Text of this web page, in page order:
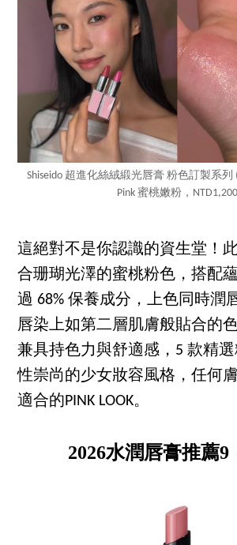
Shiseido 超進化絲絨緞光唇膏 粉色訂製系列 (
Pink 蜜桃嫩粉，NTD1,200
這絕對不是你認識的資生堂！
合珊瑚光澤的蜜桃粉色，搭配
過 68% 保養成分，上色同時潤
唇染上如第二層肌膚般貼合的
兼具持色力與舒適感，5 款精
性崇尚的少女妝容風格，任何
適合的PINK LOOK。
2026水潤唇膏推薦9